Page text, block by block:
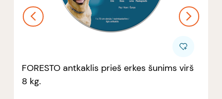
FORESTO antkaklis prieš erkes šunims virš
8 kg.